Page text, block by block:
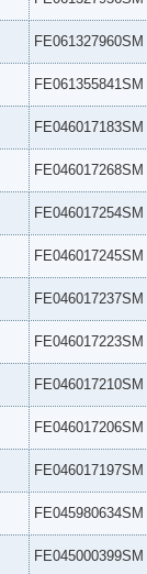
FE061327960SM
FE061355841SM
FE046017183SM
FE046017268SM
FE046017254SM
FE046017245SM
FE046017237SM
FE046017223SM
FE046017210SM
FE046017206SM
FE046017197SM
FE045980634SM
FE045000399SM